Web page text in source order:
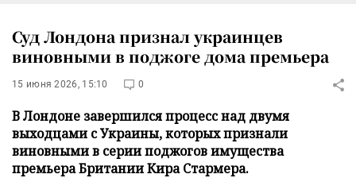
Суд Лондона признал украинцев
виновными в поджоге дома премьера
15 июня 2026, 15:10 0
В Лондоне завершился процесс над двумя
выходцами с Украины, которых признали
виновными в серии поджогов имущества
премьера Британии Кира Стармера.